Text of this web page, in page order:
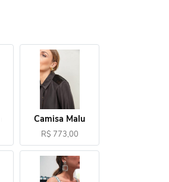
Camisa Malu
R$ 773,00